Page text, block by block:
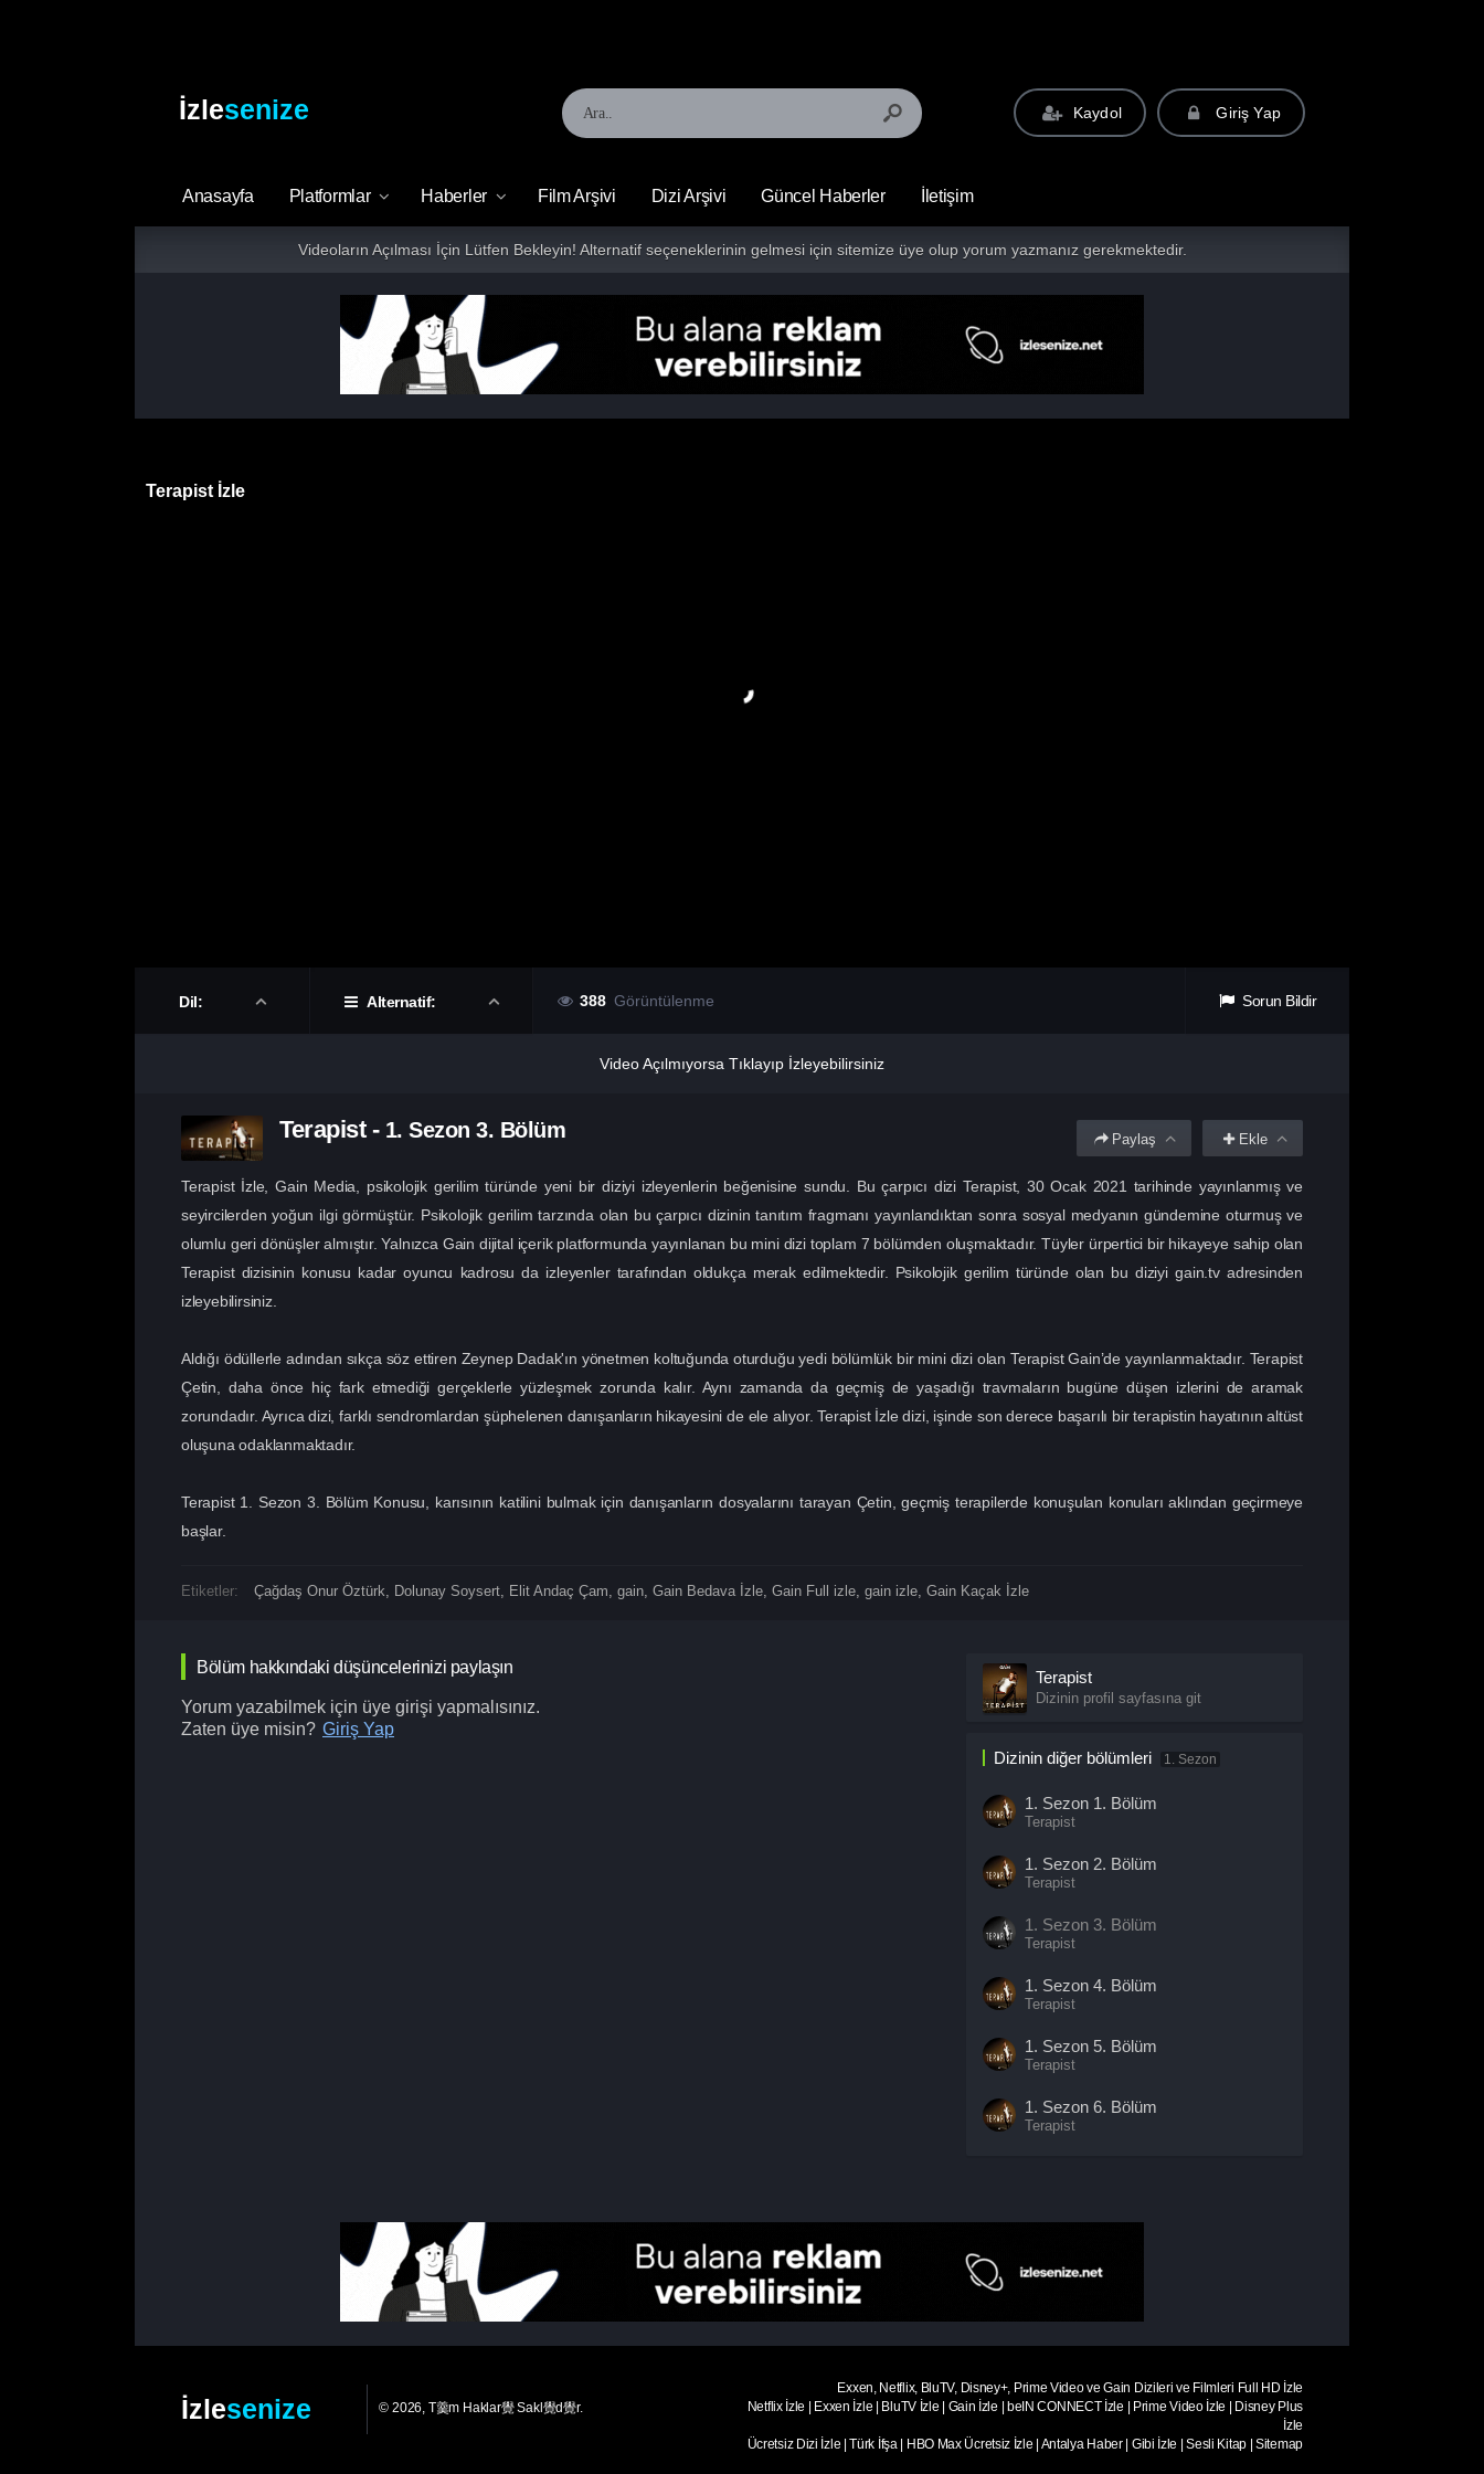
İzlesenize Kaydol Giriş Yap
Anasayfa Platformlar Haberler Film Arşivi Dizi Arşivi Güncel Haberler İletişim
Videoların Açılması İçin Lütfen Bekleyin! Alternatif seçeneklerinin gelmesi için sitemize üye olup yorum yazmanız gerekmektedir.
Terapist İzle
Dil: Alternatif: 388 Görüntülenme Sorun Bildir
Video Açılmıyorsa Tıklayıp İzleyebilirsiniz
Terapist- 1. Sezon 3. Bölüm Ekle
Paylaş
Terapist İzle, Gain Media, psikolojik gerilim türünde yeni bir diziyi izleyenlerin beğenisine sundu. Bu çarpıcı dizi Terapist, 30 Ocak 2021 tarihinde yayınlanmış ve
seyircilerden yoğun ilgi görmüştür. Psikolojik gerilim tarzında olan bu çarpıcı dizinin tanıtım fragmanı yayınlandıktan sonra sosyal medyanın gündemine oturmuş ve
olumlu geri dönüşler almıştır. Yalnızca Gain dijital içerik platformunda yayınlanan bu mini dizi toplam 7 bölümden oluşmaktadır. Tüyler ürpertici bir hikayeye sahip olan
Terapist dizisinin konusu kadar oyuncu kadrosu da izleyenler tarafından oldukça merak edilmektedir. Psikolojik gerilim türünde olan bu diziyi gain.tv adresinden
izleyebilirsiniz.
Aldığı ödüllerle adından sıkça söz ettiren Zeynep Dadak'ın yönetmen koltuğunda oturduğu yedi bölümlük bir mini dizi olan Terapist Gain’de yayınlanmaktadır. Terapist
Çetin, daha önce hiç fark etmediği gerçeklerle yüzleşmek zorunda kalır. Aynı zamanda da geçmiş de yaşadığı travmaların bugüne düşen izlerini de aramak
zorundadır. Ayrıca dizi, farklı sendromlardan şüphelenen danışanların hikayesini de ele alıyor. Terapist İzle dizi, işinde son derece başarılı bir terapistin hayatının altüst
oluşuna odaklanmaktadır.
Terapist 1. Sezon 3. Bölüm Konusu, karısının katilini bulmak için danışanların dosyalarını tarayan Çetin, geçmiş terapilerde konuşulan konuları aklından geçirmeye
başlar.
Etiketler: Çağdaş Onur Öztürk, Dolunay Soysert, Elit Andaç Çam, gain, Gain Bedava İzle, Gain Full izle, gain izle, Gain Kaçak İzle
Bölüm hakkındaki düşüncelerinizi paylaşın
Yorum yazabilmek için üye girişi yapmalısınız.
Zaten üye misin? Giriş Yap
Terapist
Dizinin profil sayfasına git
Dizinin diğer bölümleri 1. Sezon
1. Sezon 1. Bölüm
Terapist
1. Sezon 2. Bölüm
Terapist
1. Sezon 3. Bölüm
Terapist
1. Sezon 4. Bölüm
Terapist
1. Sezon 5. Bölüm
Terapist
1. Sezon 6. Bölüm
Terapist
İzlesenize © 2026, T羹m Haklar覺 Sakl覺d覺r.
Exxen, Netflix, BluTV, Disney+, Prime Video ve Gain Dizileri ve Filmleri Full HD İzle
Netflix İzle
Exxen İzle BluTV İzle Gain İzle beIN CONNECT İzle Prime Video İzle
Disney Plus
İzle
Ücretsiz Dizi İzle |Türk İfşa| HBO Max Ücretsiz İzle Antalya Haber| Gibi İzle |Sesli Kitap|Sitemap